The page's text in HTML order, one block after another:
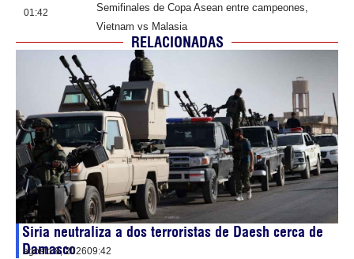
01:42
Semifinales de Copa Asean entre campeones,
Vietnam vs Malasia
RELACIONADAS
Siria neutraliza a dos terroristas de Daesh cerca de
Damasco
agosto 8, 202609:42